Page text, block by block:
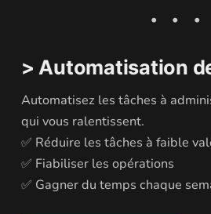
> Automatisation
Automatisez les tâches à
qui vous ralentissent.
✅ Réduire les tâches à faible
✅ Fiabiliser les opérations
✅ Gagner du temps chaque